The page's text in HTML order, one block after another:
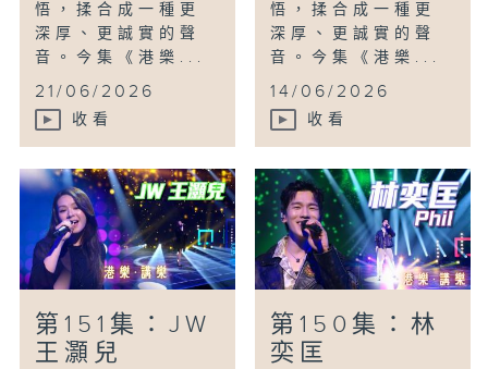
悟，揉合成一種更
深厚、更誠實的聲
音。今集《港樂...
21/06/2026
收看
悟，揉合成一種更
深厚、更誠實的聲
音。今集《港樂...
14/06/2026
收看
第151集：JW
王灝兒
第150集：林
奕匡